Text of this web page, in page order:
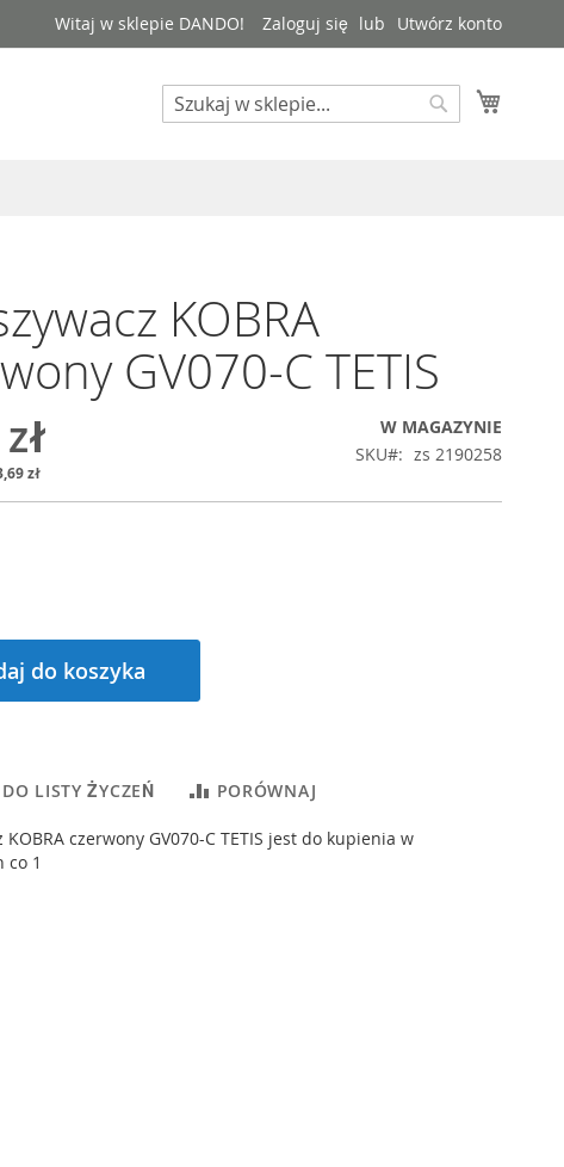
Witaj w sklepie DANDO! Zaloguj się Utwórz konto
Search
KOBRA
GV070-C TETIS
zł
W MAGAZYNIE
SKU
zs 2190258
do koszyka
LISTY ŻYCZEŃ PORÓWNAJ
KOBRA czerwony GV070-C TETIS jest do kupienia w
co 1